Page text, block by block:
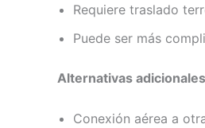
Requiere traslado
Puede ser más
Alternativas adicionales
Conexión aérea a